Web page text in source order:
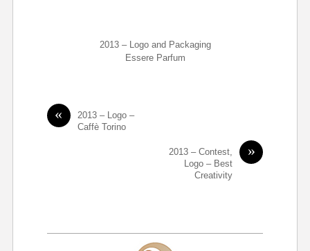
2013 – Logo and Packaging
Essere Parfum
«
2013 – Logo –
Caffè Torino
»
2013 – Contest,
Logo – Best
Creativity